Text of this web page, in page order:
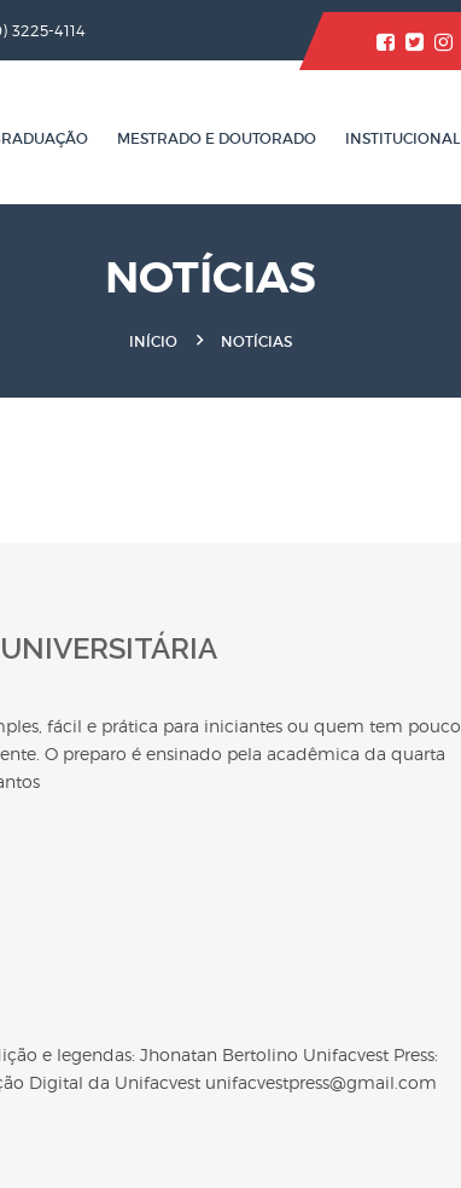
3225-4114
MESTRADO E DOUTORADO INSTITUCIONAL
NOTÍCIAS
INÍCIO NOTÍCIAS
fácil e prática para iniciantes ou quem tem pouco
O preparo é ensinado pela acadêmica da quarta
e legendas: Jhonatan Bertolino Unifacvest Press:
Digital da Unifacvest unifacvestpress@gmail.com